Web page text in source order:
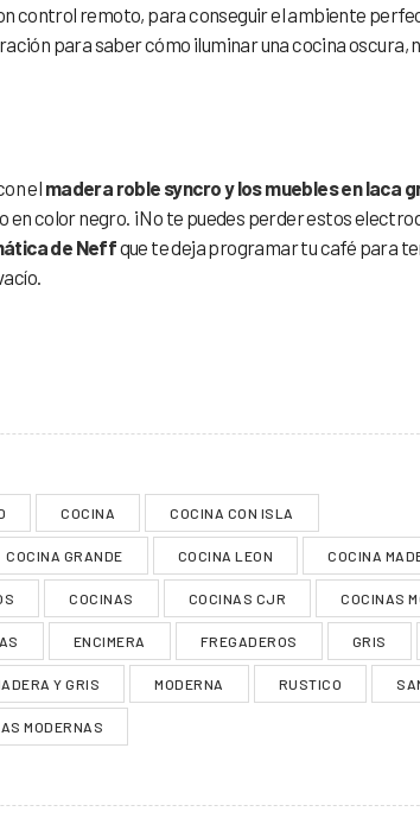
control remoto, para conseguir el ambiente
para saber cómo iluminar una cocina oscura,
el madera roble syncro y los muebles en laca
color negro. ¡No te puedes perder estos
de Neffque te deja programar tu café para
COCINA COCINA CON ISLA
COCINA GRANDE COCINA LEON COCINA
COCINAS COCINAS CJR COCINAS
ENCIMERA FREGADEROS GRIS
Y GRIS MODERNA RUSTICO
MODERNAS